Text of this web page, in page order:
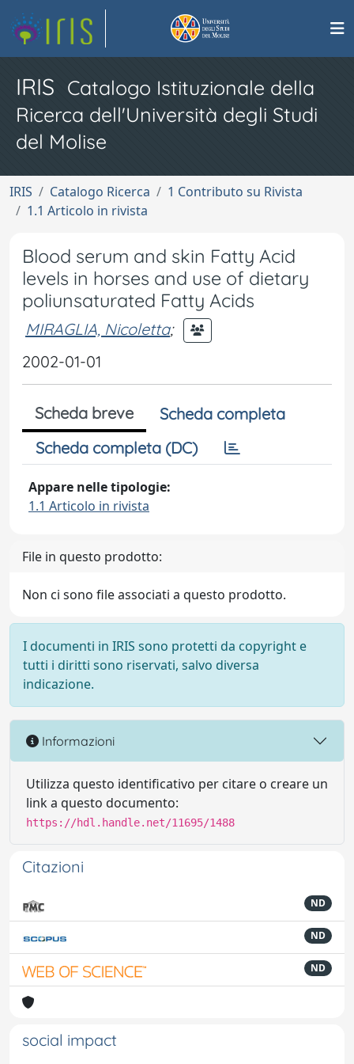
IRIS Catalogo Istituzionale della
Ricerca dell'Università degli Studi
del Molise
IRIS Catalogo Ricerca
1 Contributo su Rivista
1.1 Articolo in rivista
Blood serum and skin Fatty Acid
levels in horses and use of dietary
poliunsaturated Fatty Acids
MIRAGLIA, Nicoletta;
2002-01-01
Scheda breve
Scheda completa
Scheda completa (DC)
Appare nelle tipologie:
1.1 Articolo in rivista
File in questo prodotto:
Non ci sono file associati a questo prodotto.
I documenti in IRIS sono protetti da copyright e
tutti i diritti sono riservati, salvo diversa
indicazione.
Informazioni
Utilizza questo identificativo per citare o creare un
link a questo documento:
https://hdl.handle.net/11695/1488
Citazioni
ND
ND
ND
social impact